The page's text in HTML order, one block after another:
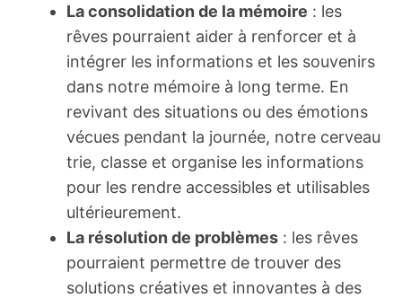
La consolidation de la mémoire : les
rêves pourraient aider à renforcer et à
intégrer les informations et les souvenirs
dans notre mémoire à long terme. En
revivant des situations ou des émotions
vécues pendant la journée, notre cerveau
trie, classe et organise les informations
pour les rendre accessibles et utilisables
ultérieurement.
La résolution de problèmes : les rêves
pourraient permettre de trouver des
solutions créatives et innovantes à des